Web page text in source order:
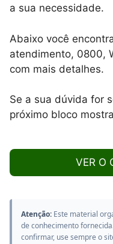
a sua necessidade.
Abaixo você
atendimento, 0800,
com mais detalhes.
Se a sua dúvida for
próximo bloco
VER O
Atenção: Este material
de conhecimento
confirmar, use sempre o